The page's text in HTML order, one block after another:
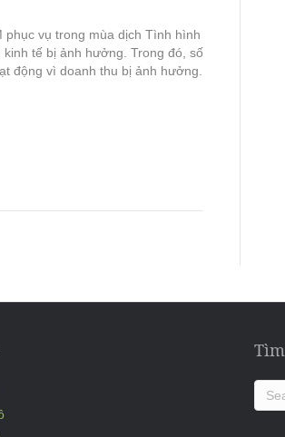
vụ trong mùa dịch Tình hình
tế bị ảnh hưởng. Trong đó, số
động vì doanh thu bị ảnh hưởng.